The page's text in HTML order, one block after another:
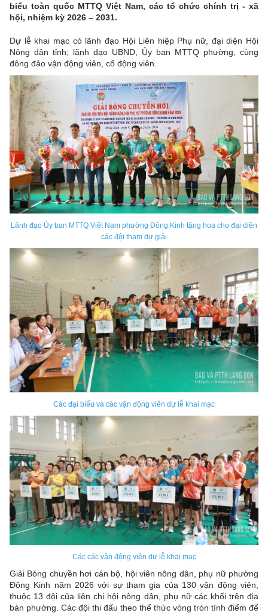
biểu toàn quốc MTTQ Việt Nam, các tổ chức chính trị - xã
hội, nhiệm kỳ 2026 – 2031.
Dự lễ khai mạc có lãnh đạo Hội Liên hiệp Phụ nữ, đại diện Hội
Nông dân tỉnh; lãnh đạo UBND, Ủy ban MTTQ phường, cùng
đông đảo vận động viên, cổ động viên.
Lãnh đạo Ủy ban MTTQ Việt Nam phường Đông Kinh tặng hoa cho đại diện
các đội tham dự giải
Các đại biểu và các vận động viên dự lễ khai mạc
Các các vận động viên dự lễ khai mạc
Giải Bóng chuyền hơi cán bộ, hội viên nông dân, phụ nữ phường
Đông Kinh năm 2026 với sự tham gia của 130 vận động viên,
thuộc 13 đội của liên chi hội nông dân, phụ nữ các khối trên địa
bàn phường. Các đội thi đấu theo thể thức vòng tròn tính điểm để